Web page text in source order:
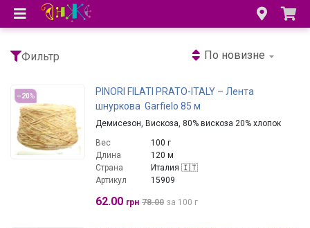
Фильтр По новизне
–20%
PINORI FILATI PRATO-ITALY – Лента
шнуркова Garfielo 85 м
Демисезон, Вискоза, 80% вискоза 20% хлопок
Вес
100 г
Длина
120 м
Страна
Италия 🇮🇹
Артикул
15909
62.00 грн 78.00 за 100 г